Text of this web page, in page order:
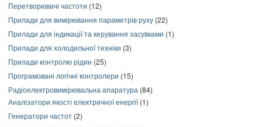
Перетворювачі частоти (12)
Прилади для вимірювання параметрів руху (22)
Прилади для індикації та керування засувками (1)
Прилади для холодильної техніки (3)
Прилади контролю рідин (25)
Програмовані логічні контролери (15)
Радіоелектровимірювальна апаратура (84)
Аналізатори якості електричної енергії(1)
Генератори частот (2)